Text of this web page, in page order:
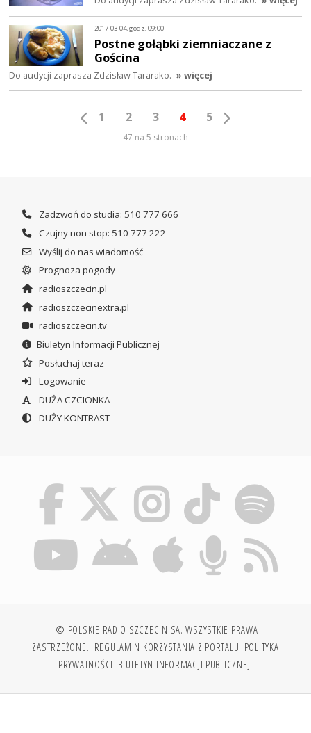
2017-03-04, godz. 09:00
Postne gołąbki ziemniaczane z
Gościna
Do audycji zaprasza Zdzisław Tararako. » więcej
1 2 3 4 5
47 na 5 stronach
Zadzwoń do studia: 510 777 666
Czujny non stop: 510 777 222
Wyślij do nas wiadomość
Prognoza pogody
radioszczecin.pl
radioszczecinextra.pl
radioszczecin.tv
Biuletyn Informacji Publicznej
Posłuchaj teraz
Logowanie
DUŻA CZCIONKA
DUŻY KONTRAST
© POLSKIE RADIO SZCZECIN SA. WSZYSTKIE PRAWA
ZASTRZEŻONE. REGULAMIN KORZYSTANIA Z PORTALU POLITYKA
PRYWATNOŚCI BIULETYN INFORMACJI PUBLICZNEJ